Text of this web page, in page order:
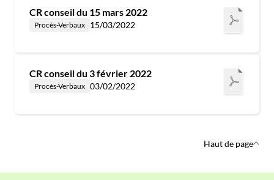
CR conseil du 15 mars 2022
Procès-Verbaux 15/03/2022
CR conseil du 3 février 2022
Procès-Verbaux 03/02/2022
Haut de page